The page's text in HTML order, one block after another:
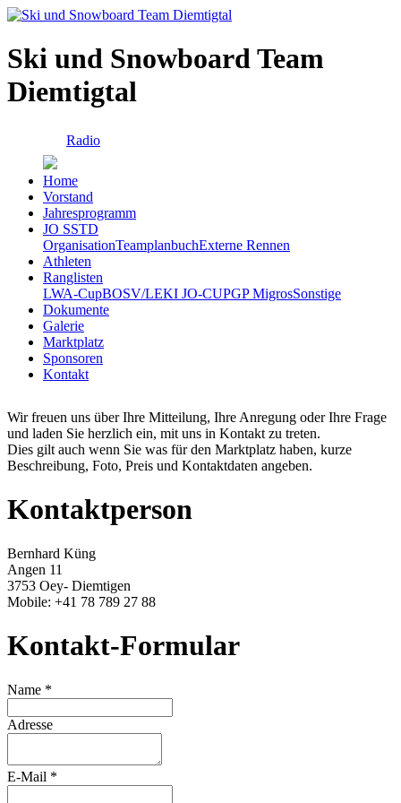
Ski und Snowboard Team
Diemtigtal
Radio
Home
Vorstand
Jahresprogramm
JO SSTD
OrganisationTeamplanbuchExterne Rennen
Athleten
Ranglisten
LWA-CupBOSV/LEKI JO-CUPGP MigrosSonstige
Dokumente
Galerie
Marktplatz
Sponsoren
Kontakt
Wir freuen uns über Ihre Mitteilung, Ihre Anregung oder Ihre Frage
und laden Sie herzlich ein, mit uns in Kontakt zu treten.
Dies gilt auch wenn Sie was für den Marktplatz haben, kurze
Beschreibung, Foto, Preis und Kontaktdaten angeben.
Kontaktperson
Bernhard Küng
Angen 11
3753 Oey- Diemtigen
Mobile: +41 78 789 27 88
Kontakt-Formular
Name *
Adresse
E-Mail *